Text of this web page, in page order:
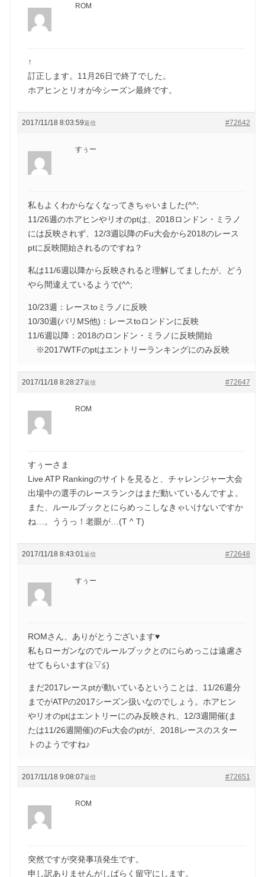
ROM
↑
訂正します。11月26日で終了でした。
ホアヒンとリオが今シーズン最終です。
2017/11/18 8:03:59 #72642
返信
すぅー
私もよくわからなくなってきちゃいました(^^;
11/26週のホアヒンやリオのptは、2018ロンドン・ミラノ
には反映されず、12/3週以降のFu大会から2018のレース
ptに反映開始されるのですね？
私は11/6週以降から反映されると理解してましたが、どう
やら間違えているようで(^^;
10/23週：レースtoミラノに反映
10/30週(パリMS他)：レースtoロンドンに反映
11/6週以降：2018のロンドン・ミラノに反映開始
※2017WTFのptはエントリーランキングにのみ反映
2017/11/18 8:28:27 #72647
返信
ROM
すぅーさま
Live ATP Rankingのサイトを見ると、チャレンジャー大会
出場中の選手のレースランクはまだ動いているんですよ。
また、ルールブックとにらめっこしなきゃいけないですか
ね…。ううっ！老眼が…(T ^ T)
2017/11/18 8:43:01 #72648
返信
すぅー
ROMさん、ありがとうございます♥
私もローガンなのでルールブックとのにらめっこは遠慮さ
せてもらいます(≧▽≦)
まだ2017レースptが動いているということは、11/26週分
までがATPの2017シーズン扱いなのでしょう。ホアヒン
やリオのptはエントリーにのみ反映され、12/3週開催(ま
たは11/26週開催)のFu大会のptが、2018レースのスター
トのようですね♪
2017/11/18 9:08:07 #72651
返信
ROM
突然ですが突発事項発生です。
申し訳ありませんがしばらく留守にします。